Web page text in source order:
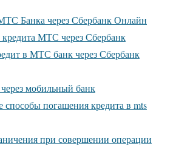
Банка через Сбербанк Онлайн
МТС через Сбербанк
в МТС банк через Сбербанк
мобильный банк
способы погашения кредита в mts
при совершении операции